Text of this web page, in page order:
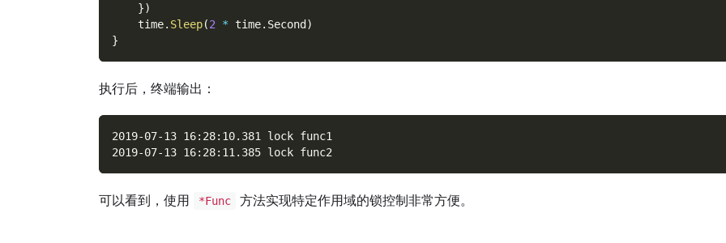
})
    time
. Sleep(2 * time. Second )
}
执行后，终端输出：
2019-07-13 16:28:10.381 lock func1
2019-07-13 16:28:11.385 lock func2
可以看到，使用 *Func 方法实现特定作用域的锁控制非常方便。